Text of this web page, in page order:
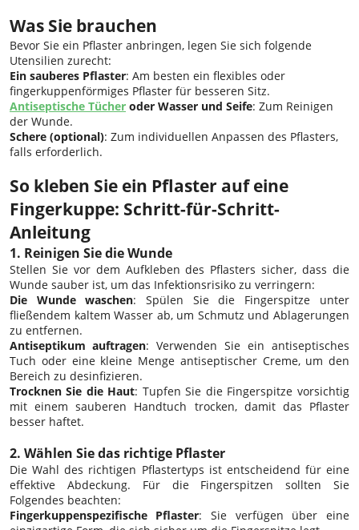
Was Sie brauchen
Bevor Sie ein Pflaster anbringen, legen Sie sich folgende
Utensilien zurecht:
Ein sauberes Pflaster: Am besten ein flexibles oder
fingerkuppenförmiges Pflaster für besseren Sitz.
Antiseptische Tücher oder Wasser und Seife: Zum Reinigen
der Wunde.
Schere (optional): Zum individuellen Anpassen des Pflasters,
falls erforderlich.
So kleben Sie ein Pflaster auf eine
Fingerkuppe: Schritt-für-Schritt-
Anleitung
1. Reinigen Sie die Wunde
Stellen Sie vor dem Aufkleben des Pflasters sicher, dass die
Wunde sauber ist, um das Infektionsrisiko zu verringern:
Die Wunde waschen: Spülen Sie die Fingerspitze unter
fließendem kaltem Wasser ab, um Schmutz und Ablagerungen
zu entfernen.
Antiseptikum auftragen: Verwenden Sie ein antiseptisches
Tuch oder eine kleine Menge antiseptischer Creme, um den
Bereich zu desinfizieren.
Trocknen Sie die Haut: Tupfen Sie die Fingerspitze vorsichtig
mit einem sauberen Handtuch trocken, damit das Pflaster
besser haftet.
2. Wählen Sie das richtige Pflaster
Die Wahl des richtigen Pflastertyps ist entscheidend für eine
effektive Abdeckung. Für die Fingerspitzen sollten Sie
Folgendes beachten:
Fingerkuppenspezifische Pflaster: Sie verfügen über eine